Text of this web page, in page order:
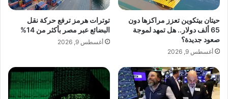
A post shared by كارول عطية (@carol.atieh)
ب
م
ي
ص
ل
م
ن
حيتان بيتكوين تعزز مراكزها دون
65 ألف دولار.. هل تمهد لموجة
صعود جديدة؟
أغسطس 9, 2026
توترات هرمز ترفع حركة نقل
البضائع عبر مصر بأكثر من 14%
أغسطس 9, 2026